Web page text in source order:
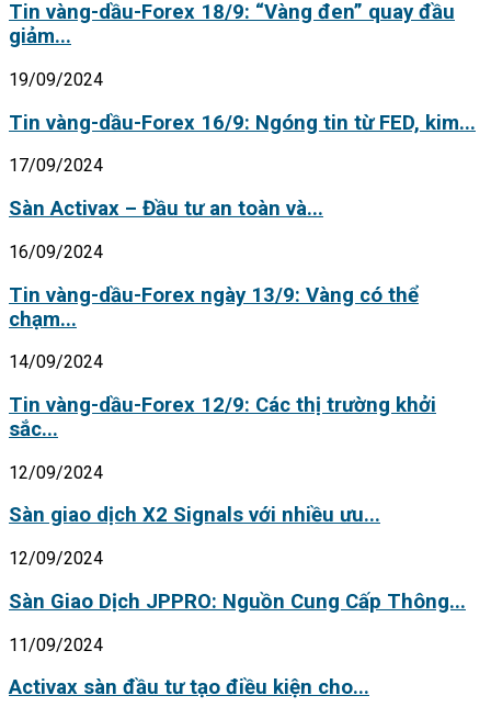
Tin vàng-dầu-Forex 18/9: “Vàng đen” quay đầu
giảm...
19/09/2024
Tin vàng-dầu-Forex 16/9: Ngóng tin từ FED, kim...
17/09/2024
Sàn Activax – Đầu tư an toàn và...
16/09/2024
Tin vàng-dầu-Forex ngày 13/9: Vàng có thể
chạm...
14/09/2024
Tin vàng-dầu-Forex 12/9: Các thị trường khởi
sắc...
12/09/2024
Sàn giao dịch X2 Signals với nhiều ưu...
12/09/2024
Sàn Giao Dịch JPPRO: Nguồn Cung Cấp Thông...
11/09/2024
Activax sàn đầu tư tạo điều kiện cho...